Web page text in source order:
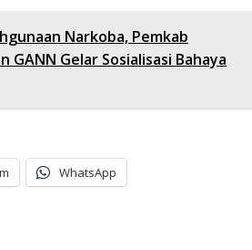
Narkoba, Pemkab
GANN Gelar Sosialisasi Bahaya
WhatsApp